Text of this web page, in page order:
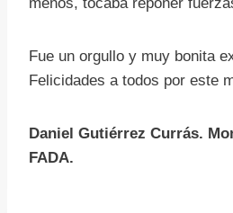
Fue un orgullo y muy bonita
Felicidades a todos por este
Daniel Gutiérrez Currás.
FADA.